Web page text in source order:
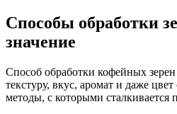
Способы обработки
значение
Способ обработки кофейных зерен
текстуру, вкус, аромат и даже
методы, с которыми сталкивается